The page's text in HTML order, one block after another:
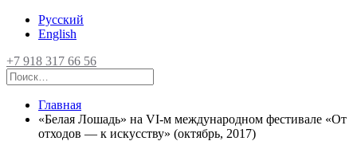
Русский
English
+7 918 317 66 56
Главная
«Белая Лошадь» на VI-м международном фестивале «От
отходов — к искусству» (октябрь, 2017)